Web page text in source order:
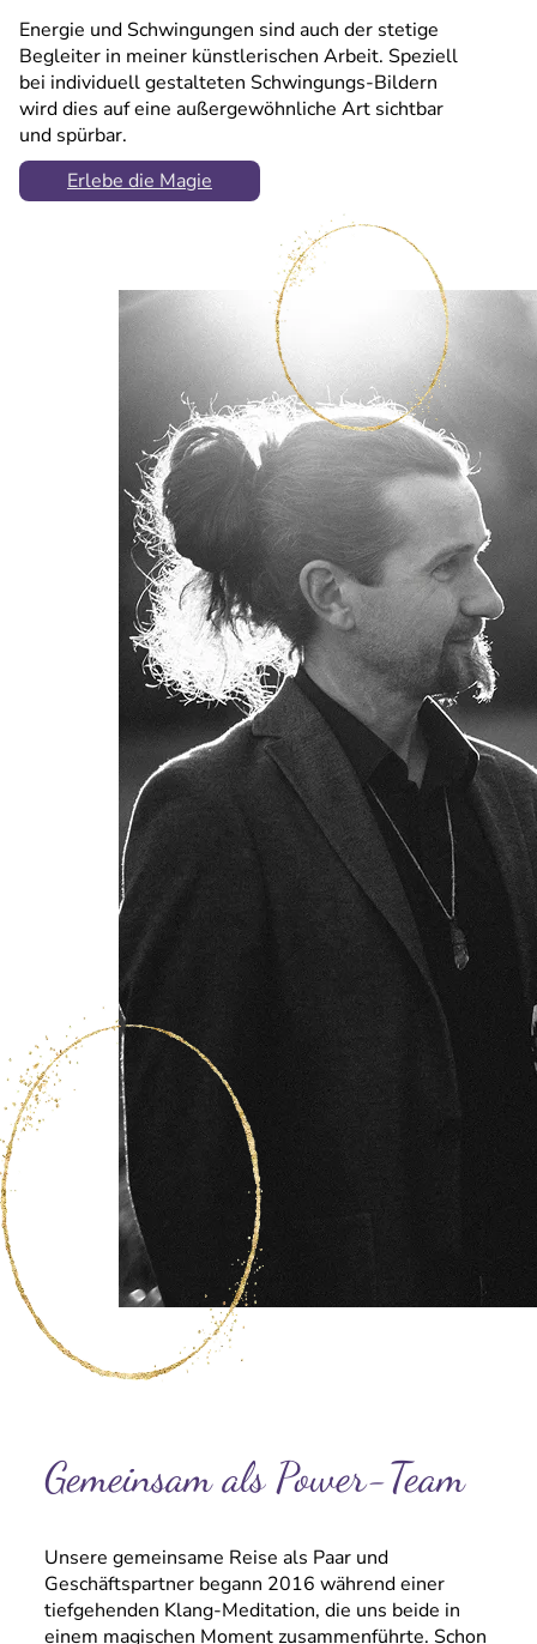
Energie und Schwingungen sind auch der stetige
Begleiter in meiner künstlerischen Arbeit. Speziell
bei individuell gestalteten Schwingungs-Bildern
wird dies auf eine außergewöhnliche Art sichtbar
und spürbar.
Erlebe die Magie
Gemeinsam als Power-Team
Unsere gemeinsame Reise als Paar und
Geschäftspartner begann 2016 während einer
tiefgehenden Klang-Meditation, die uns beide in
einem magischen Moment zusammenführte. Schon